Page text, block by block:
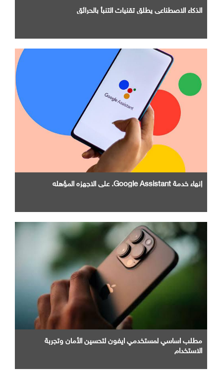
الذكاء الاصطناعي يطلق تقنيات التنبأ بالحرائق
إنهاء خدمة Google Assistant. علي الاجهزه المؤهله
مطلب اساسي لمستخدمي ايفون لتحسين الأمان وتجربة
الاستخدام